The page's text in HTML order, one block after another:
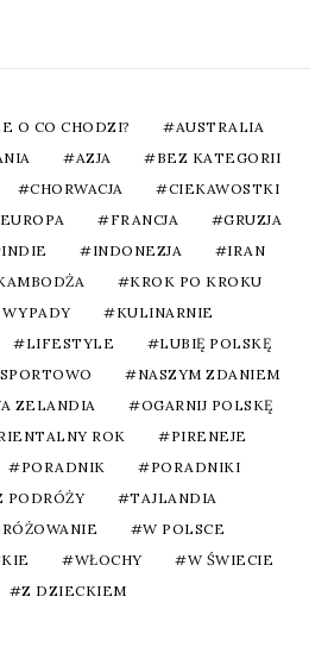
O CO CHODZI?
AUSTRALIA
AZJA
BEZ KATEGORII
CHORWACJA
CIEKAWOSTKI
EUROPA FRANCJA
GRUZJA
INDIE INDONEZJA
IRAN
KROK PO KROKU
KULINARNIE
LIFESTYLE
LUBIĘ POLSKĘ
NASZYM ZDANIEM
ZELANDIA
OGARNIJ POLSKĘ
ROK
PIRENEJE
PORADNIK
PORADNIKI
PODRÓŻY
TAJLANDIA
W POLSCE
WŁOCHY
W ŚWIECIE
Z DZIECKIEM